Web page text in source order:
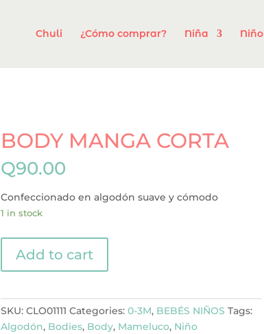
Chuli ¿Cómo comprar? Niña Niño
BODY MANGA CORTA
Q90.00
Confeccionado en algodón suave y cómodo
1 in stock
MANGA
Add to cart
SKU:CLO01111 Categories:0-3M, BEBÉS NIÑOS Tags:
Algodón, Bodies, Body, Mameluco, Niño